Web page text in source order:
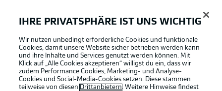
IHRE PRIVATSPHÄRE IST UNS WICHTIG
Wir nutzen unbedingt erforderliche Cookies und funktionale
Cookies, damit unsere Website sicher betrieben werden kann
und ihre Inhalte und Services genutzt werden können. Mit
Klick auf „Alle Cookies akzeptieren“ willigst du ein, dass wir
zudem Performance Cookies, Marketing- und Analyse-
Cookies und Social-Media-Cookies setzen. Diese stammen
teilweise von diesen Drittanbietern. Weitere Hinweise findest